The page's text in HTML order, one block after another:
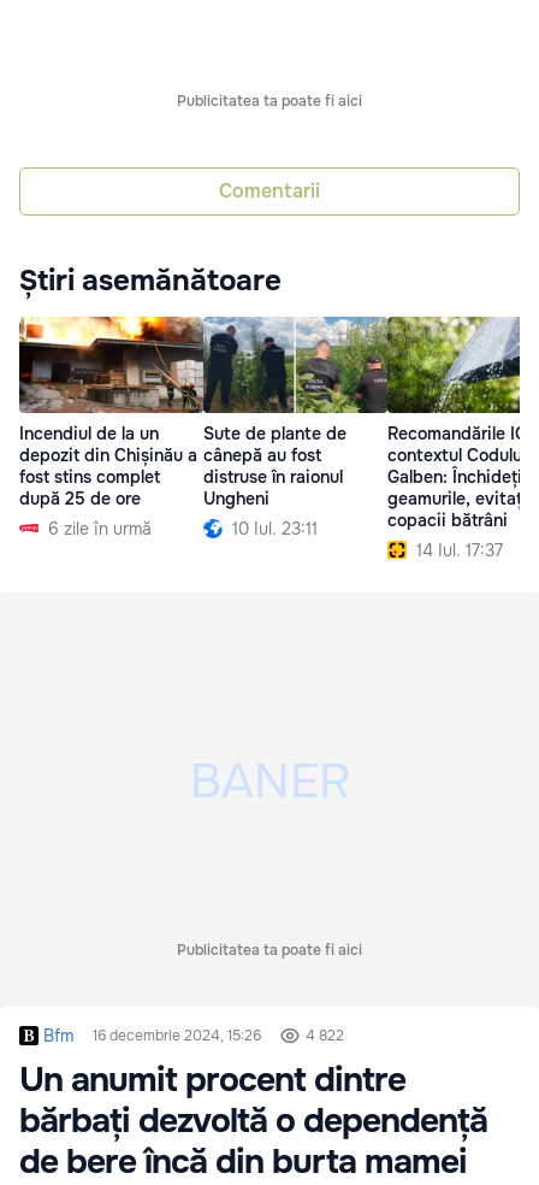
Publicitatea ta poate fi aici
Comentarii
Știri asemănătoare
Incendiul de la un
depozit din Chișinău a
fost stins complet
după 25 de ore
6 zile în urmă
Sute de plante de
cânepă au fost
distruse în raionul
Ungheni
10 Iul. 23:11
Recomandările
contextul Codului
Galben: Închideți
geamurile, evitați
copacii bătrâni
14 Iul. 17:37
Publicitatea ta poate fi aici
Bfm 16 decembrie 2024, 15:26 4 822
Un anumit procent dintre
bărbați dezvoltă o dependență
de bere încă din burta mamei